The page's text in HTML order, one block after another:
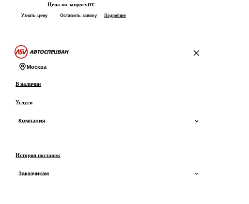
Цена по запросуот
Узнать цену Оставить заявку Подробнее
На главную
Москва
В наличии
Услуги
Компания
О производстве
История поставок
Заказчикам